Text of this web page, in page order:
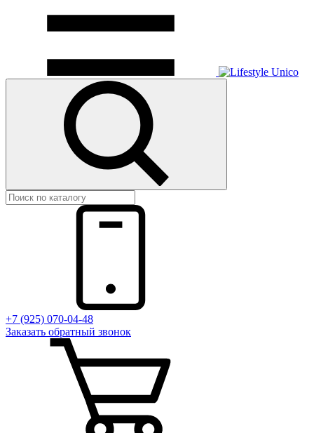
+7 (925) 070-04-48
Заказать обратный звонок